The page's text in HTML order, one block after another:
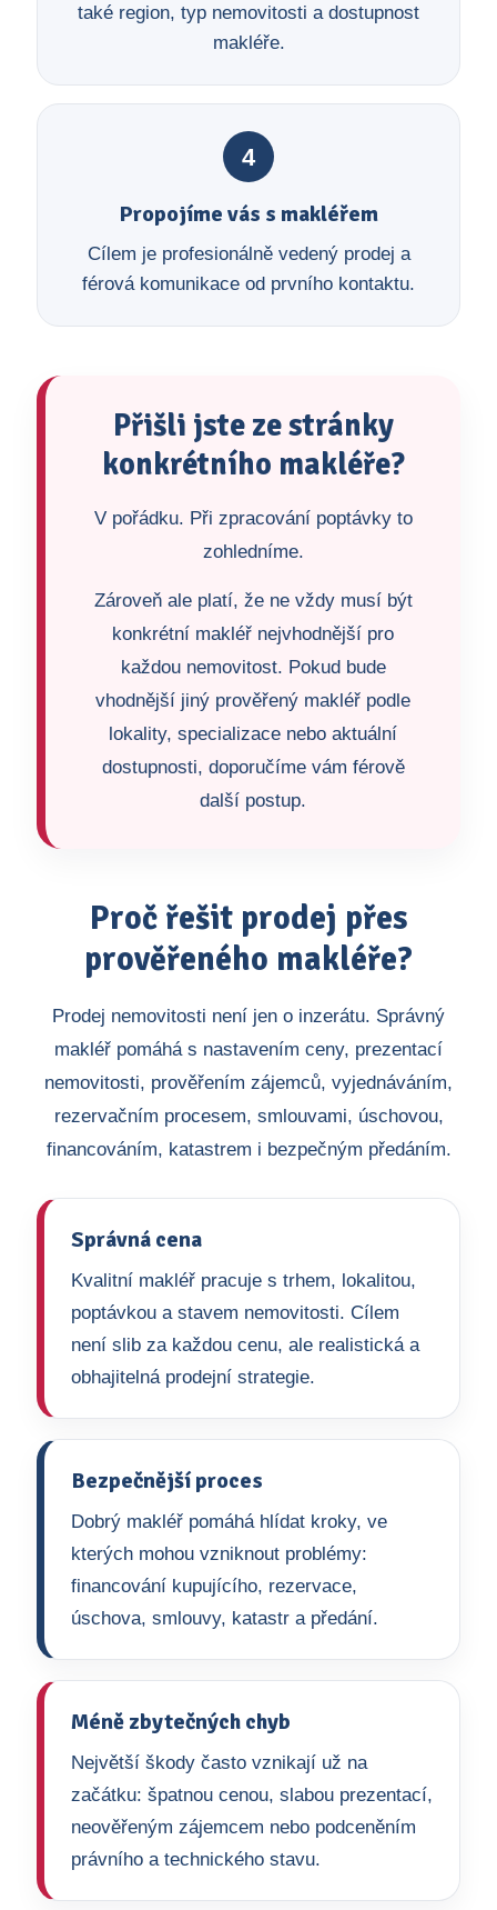
také region, typ nemovitosti a dostupnost
makléře.
4
Propojíme vás s makléřem
Cílem je profesionálně vedený prodej a
férová komunikace od prvního kontaktu.
Přišli jste ze stránky
konkrétního makléře?
V pořádku. Při zpracování poptávky to
zohledníme.
Zároveň ale platí, že ne vždy musí být
konkrétní makléř nejvhodnější pro
každou nemovitost. Pokud bude
vhodnější jiný prověřený makléř podle
lokality, specializace nebo aktuální
dostupnosti, doporučíme vám férově
další postup.
Proč řešit prodej přes
prověřeného makléře?
Prodej nemovitosti není jen o inzerátu. Správný
makléř pomáhá s nastavením ceny, prezentací
nemovitosti, prověřením zájemců, vyjednáváním,
rezervačním procesem, smlouvami, úschovou,
financováním, katastrem i bezpečným předáním.
Správná cena
Kvalitní makléř pracuje s trhem, lokalitou,
poptávkou a stavem nemovitosti. Cílem
není slib za každou cenu, ale realistická a
obhajitelná prodejní strategie.
Bezpečnější proces
Dobrý makléř pomáhá hlídat kroky, ve
kterých mohou vzniknout problémy:
financování kupujícího, rezervace,
úschova, smlouvy, katastr a předání.
Méně zbytečných chyb
Největší škody často vznikají už na
začátku: špatnou cenou, slabou prezentací,
neověřeným zájemcem nebo podceněním
právního a technického stavu.